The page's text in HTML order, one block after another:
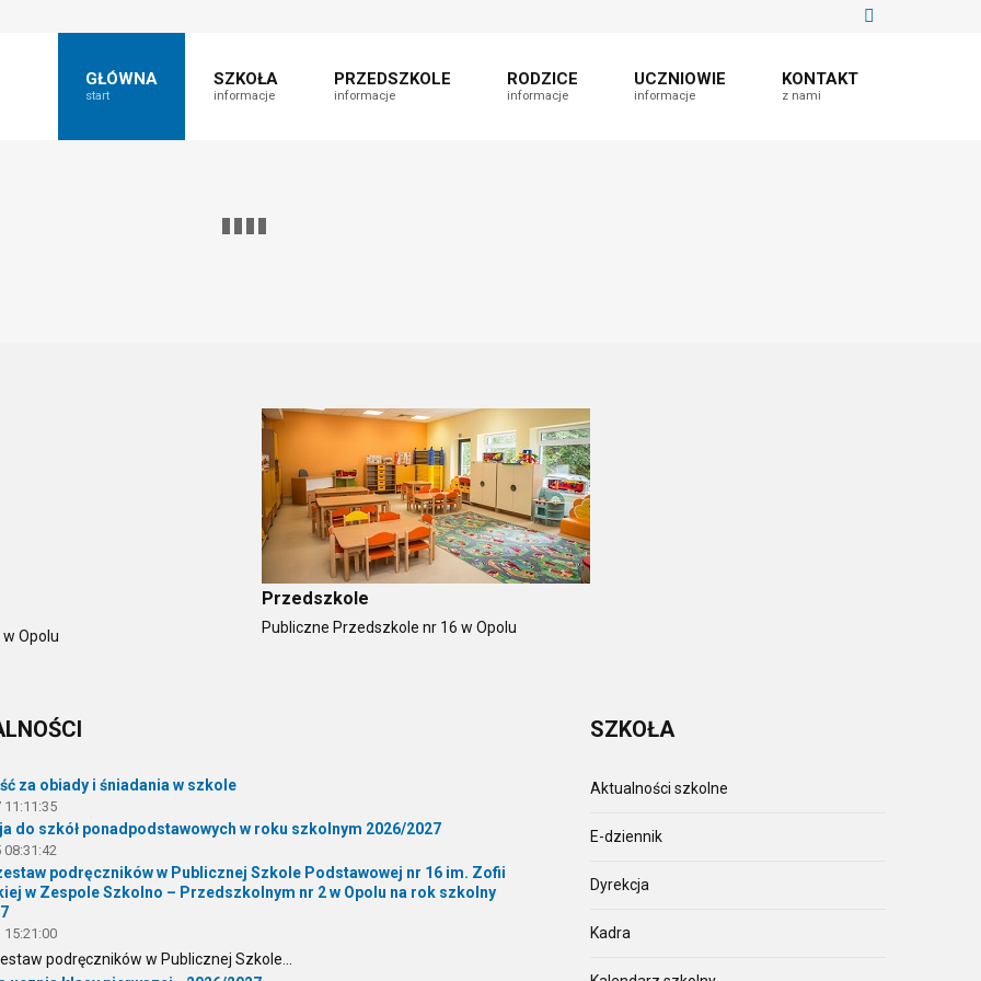
GŁÓWNA
start
SZKOŁA
informacje
PRZEDSZKOLE
informacje
RODZICE
informacje
UCZNIOWIE
informacje
KONTAKT
z nami
Opolu
Przedszkole
Publiczne Przedszkole nr 16 w Opolu
za obiady i śniadania w szkole
11:11:35
do szkół ponadpodstawowych w roku szkolnym 2026/2027
08:31:42
podręczników w Publicznej Szkole Podstawowej nr 16 im. Zofii
w Zespole Szkolno – Przedszkolnym nr 2 w Opolu na rok szkolny
15:21:00
podręczników w Publicznej Szkole...
SZKOŁA
Aktualności szkolne
E-dziennik
Dyrekcja
Kadra